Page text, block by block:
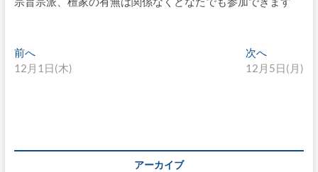
投
稿
ゲ
前へ
去
12月1日(木)
次へ
の
12月5日(月)
アーカイブ